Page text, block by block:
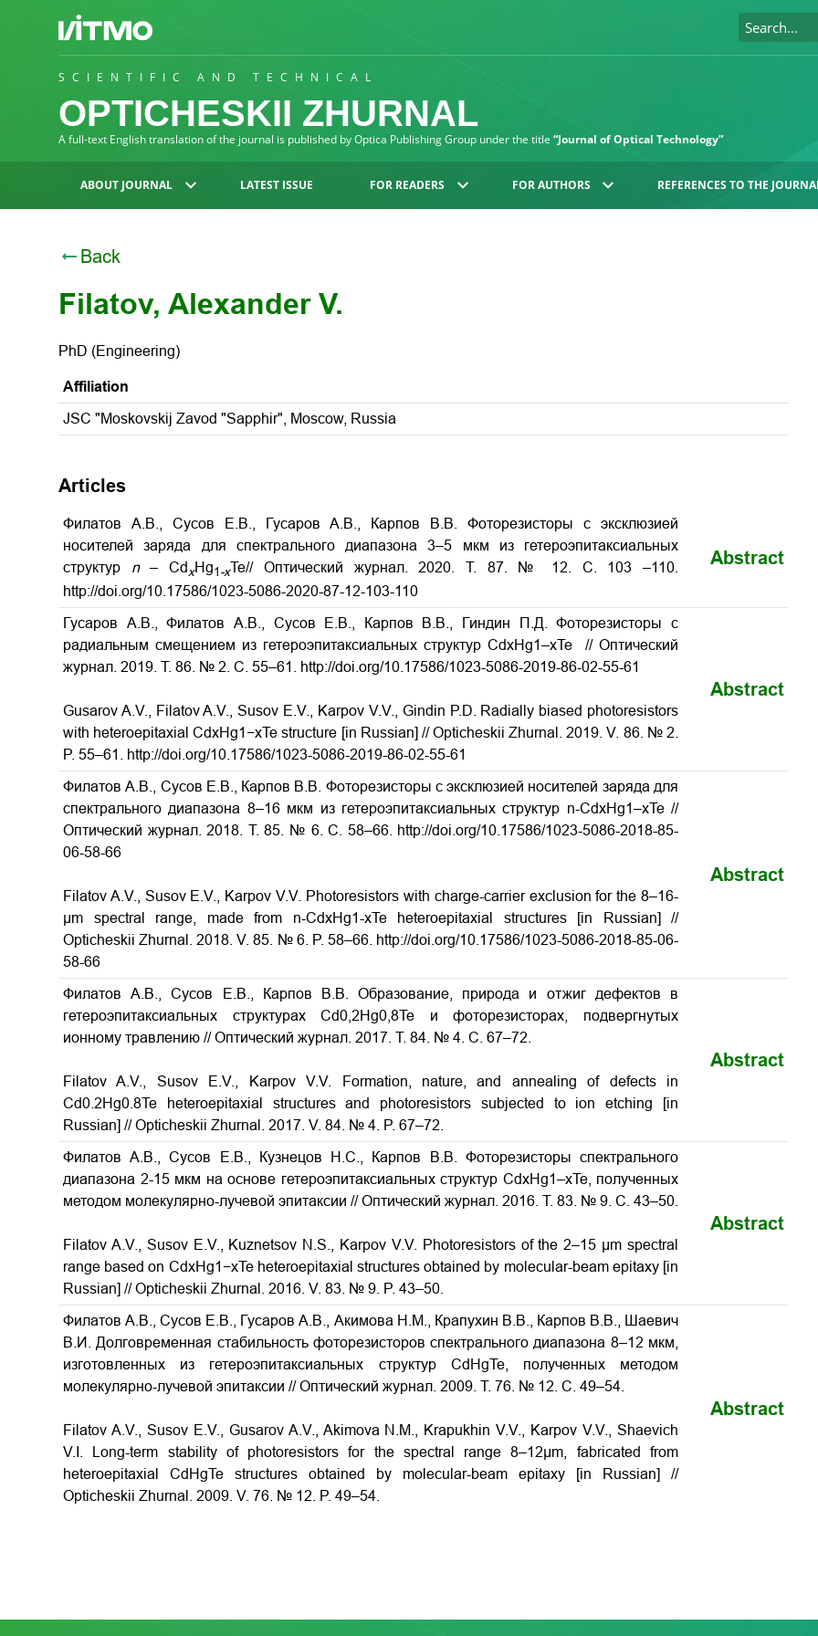
SCIENTIFIC AND TECHNICAL
OPTICHESKII ZHURNAL
A full-text English translation of the journal is published by Optica Publishing Group under the title “Journal of Optical Technology”
ABOUT JOURNAL LATEST ISSUE FOR READERS FOR AUTHORS REFERENCES TO THE
Back
Filatov, Alexander V.
PhD (Engineering)
Affiliation
JSC "Moskovskij Zavod "Sapphir", Moscow, Russia
Articles
Филатов А.В., Сусов Е.В., Гусаров А.В., Карпов В.В. Фоторезисторы с эксклюзией
носителей заряда для спектрального диапазона 3–5 мкм из гетероэпитаксиальных
структур n– CdxHg1 -xTe// Оптический журнал. 2020. Т. 87. № 12. С. 103
–110.
http://doi.org/10.17586/1023-5086-2020-87-12-103-110
Abstract
Гусаров А.В., Филатов А.В., Сусов Е.В., Карпов В.В., Гиндин П.Д. Фоторезисторы с
радиальным смещением из гетероэпитаксиальных структур CdxHg1–xTe // Оптический
журнал. 2019. Т. 86. № 2. С. 55–61. http://doi.org/10.17586/1023-5086-2019-86-02-55-61
Gusarov A.V., Filatov A.V., Susov E.V., Karpov V.V., Gindin P.D. Radially biased photoresistors
with heteroepitaxial CdxHg1−xTe structure [in Russian] // Opticheskii Zhurnal.
2019. V. 86. № 2.
P. 55–61. http://doi.org/10.17586/1023-5086-2019-86-02-55-61
Abstract
Филатов А.В., Сусов Е.В., Карпов В.В. Фоторезисторы с эксклюзией носителей заряда для
спектрального диапазона 8–16 мкм из гетероэпитаксиальных структур n-CdxHg1–xTe //
Оптический журнал. 2018. Т. 85. № 6. С. 58–66. http://doi.org/10.17586/1023-5086-2018-85-
06-58-66
Filatov A.V., Susov E.V., Karpov V.V. Photoresistors with charge-carrier exclusion for the 8–16-
μm spectral range, made from n-CdxHg1-xTe heteroepitaxial structures
[in Russian] //
Opticheskii Zhurnal. 2018. V. 85. № 6. P. 58–66. http://doi.org/10.17586/1023-5086-2018-85-06-
58-66
Abstract
Филатов А.В., Сусов Е.В., Карпов В.В. Образование, природа и отжиг дефектов в
гетероэпитаксиальных структурах Cd0,2Hg0,8Te и фоторезисторах, подвергнутых
ионному травлению // Оптический журнал. 2017. Т. 84. № 4. С. 67–72.
Filatov A.V., Susov E.V., Karpov V.V.
Formation, nature, and annealing of defects in
Cd0.2Hg0.8Te heteroepitaxial structures and photoresistors subjected to ion etching
[in
Russian] // Opticheskii Zhurnal. 2017. V. 84. № 4. P. 67–72.
Abstract
Филатов А.В., Сусов Е.В., Кузнецов Н.С., Карпов В.В. Фоторезисторы спектрального
диапазона 2-15 мкм на основе гетероэпитаксиальных структур CdxHg1–xTe, полученных
методом молекулярно-лучевой эпитаксии // Оптический журнал. 2016. Т. 83. № 9. С. 43–50.
Filatov A.V., Susov E.V., Kuznetsov N.S., Karpov V.V.
Photoresistors of the 2–15 μm spectral
range based on CdxHg1−xTe heteroepitaxial structures obtained by molecular-beam epitaxy [in
Russian] // Opticheskii Zhurnal. 2016. V. 83. № 9. P. 43–50.
Abstract
Филатов А.В., Сусов Е.В., Гусаров А.В., Акимова Н.М., Крапухин В.В., Карпов В.В., Шаевич
В.И. Долговременная стабильность фоторезисторов спектрального диапазона 8–12 мкм,
изготовленных из гетероэпитаксиальных структур CdHgTe, полученных методом
молекулярно-лучевой эпитаксии // Оптический журнал. 2009. Т. 76. № 12. С. 49–54.
Filatov A.V., Susov E.V., Gusarov A.V., Akimova N.M., Krapukhin V.V., Karpov V.V., Shaevich
V.I. Long-term stability of photoresistors for the spectral range 8–12μm, fabricated from
heteroepitaxial CdHgTe structures obtained by molecular-beam epitaxy [in Russian] //
Opticheskii Zhurnal. 2009. V. 76. № 12. P. 49–54.
Abstract